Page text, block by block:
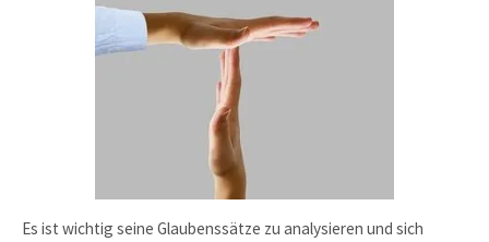
Es ist wichtig seine Glaubenssätze zu analysieren und sich